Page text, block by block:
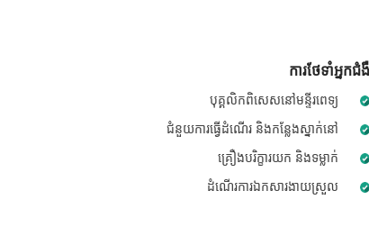
ការថែទាំអ្នកជំងឺ
បុគ្គលិកពិសេសនៅមន្ទីរពេទ្យ
ជំនួយការធ្វើដំណើរ និងកន្លែងស្នាក់នៅ
គ្រឿងបរិក្ខារយក និងទម្លាក់
ដំណើរការឯកសារងាយស្រួល